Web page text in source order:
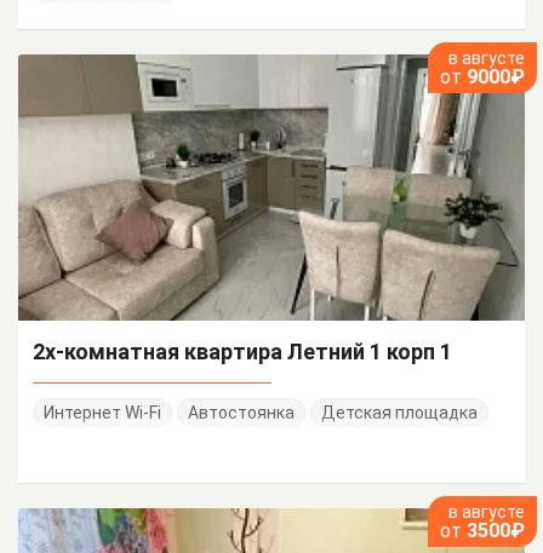
в августе
от 9000₽
2х-комнатная квартира Летний 1 корп 1
Интернет Wi-Fi Автостоянка Детская площадка
в августе
от 3500₽